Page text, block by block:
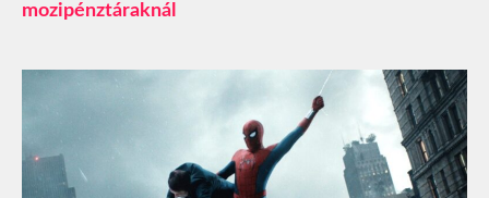
mozipénztáraknál